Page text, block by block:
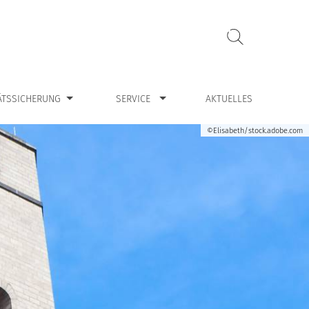
SERVICE
Zeige Untermenü für “Service” AKTUELLES
©Elisabeth/stock.adobe.com